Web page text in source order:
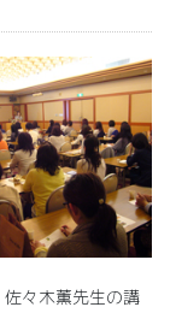
々木薫先生の講